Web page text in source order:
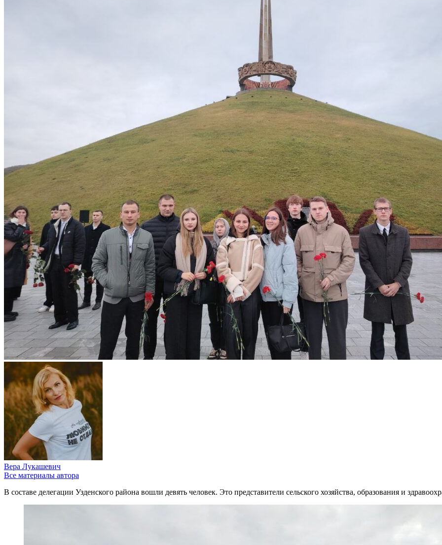
Вера Лукашевич
Все материалы автора
В составе делегации Узденского района вошли девять человек. Это представители сельского хозяйства, образования и